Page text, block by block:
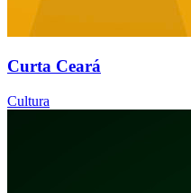
Curta Ceará
Cultura